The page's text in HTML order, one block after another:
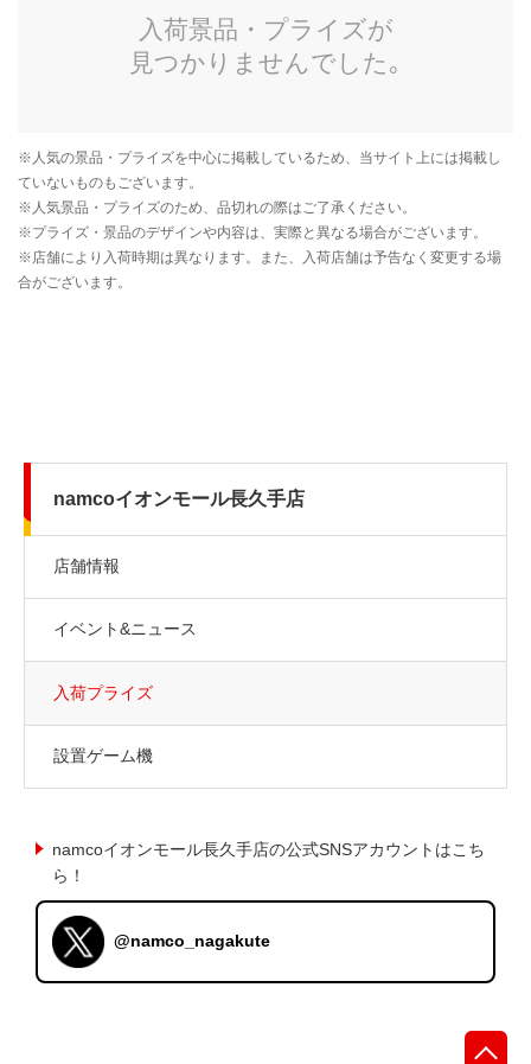
namcoイオンモール長久手店
店舗情報
イベント&ニュース
入荷プライズ
設置ゲーム機
namcoイオンモール長久手店の公式SNSアカウントはこち
ら！
@namco_nagakute